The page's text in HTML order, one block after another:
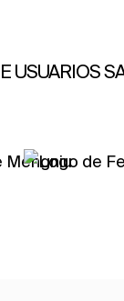
USUARIOS